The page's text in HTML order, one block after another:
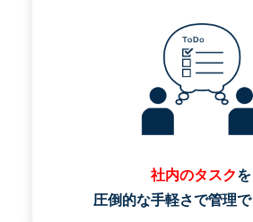
社内のタスクを
圧倒的な手軽さで管理で